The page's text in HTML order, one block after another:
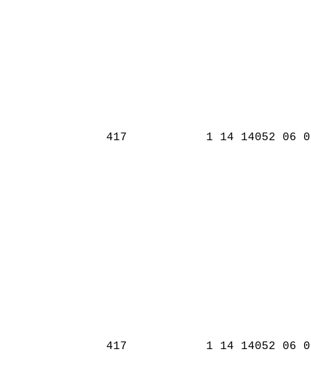
417 1 14 14052 06
417 1 14 14052 06